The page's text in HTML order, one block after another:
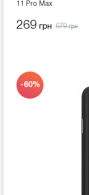
11 Pro Max
269 грн 679грн
-60%